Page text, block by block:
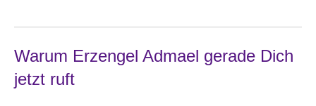
Warum Erzengel Admael gerade Dich
jetzt ruft